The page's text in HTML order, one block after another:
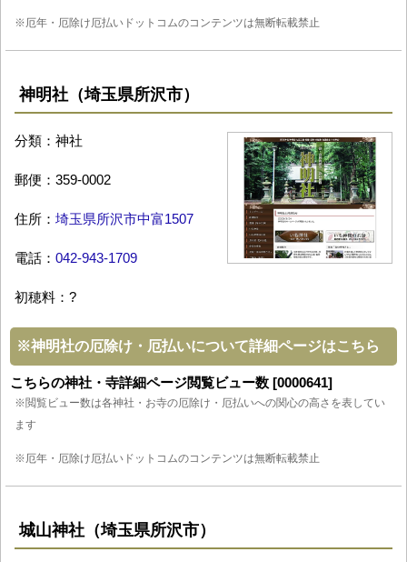
※厄年・厄除け厄払いドットコムのコンテンツは無断転載禁止
神明社（埼玉県所沢市）
分類：神社
郵便：359-0002
住所： 埼玉県所沢市中富1507
電話： 042-943-1709
初穂料：?
※神明社の厄除け・厄払いについて詳細ページはこちら
こちらの神社・寺詳細ページ閲覧ビュー数 [0000641]
※閲覧ビュー数は各神社・お寺の厄除け・厄払いへの関心の高さを表してい
ます
※厄年・厄除け厄払いドットコムのコンテンツは無断転載禁止
城山神社（埼玉県所沢市）